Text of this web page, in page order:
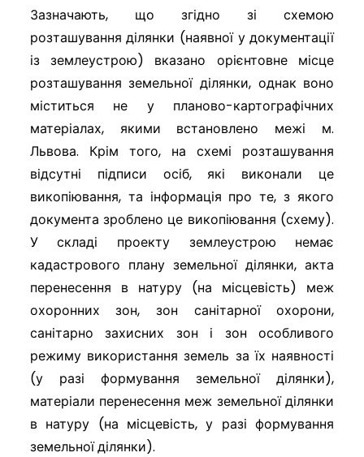
Зазначають, що згідно зі схемою
розташування ділянки (наявної у документації
із землеустрою) вказано орієнтовне місце
розташування земельної ділянки, однак воно
міститься не у планово-картографічних
матеріалах, якими встановлено межі м.
Львова. Крім того, на схемі розташування
відсутні підписи осіб, які виконали це
викопіювання, та інформація про те, з якого
документа зроблено це викопіювання (схему).
У складі проекту землеустрою немає
кадастрового плану земельної ділянки, акта
перенесення в натуру (на місцевість) меж
охоронних зон, зон санітарної охорони,
санітарно захисних зон і зон особливого
режиму використання земель за їх наявності
(у разі формування земельної ділянки),
матеріали перенесення меж земельної ділянки
в натуру (на місцевість, у разі формування
земельної ділянки).